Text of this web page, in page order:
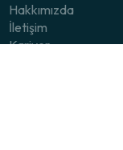
Hakkımızda
İletişim
Kariyer